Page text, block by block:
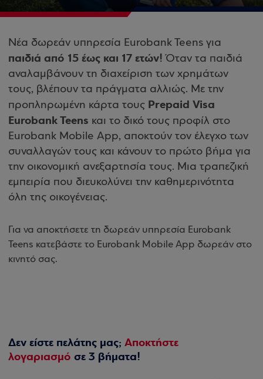
Νέα δωρεάν υπηρεσία Eurobank Teens για
παιδιά από 15 έως και 17 ετών! Όταν τα παιδιά
αναλαμβάνουν τη διαχείριση των χρημάτων
τους, βλέπουν τα πράγματα αλλιώς. Με την
προπληρωμένη κάρτα τους Prepaid Visa
Eurobank Teens και το δικό τους προφίλ στο
Eurobank Mobile App, αποκτούν τον έλεγχο των
συναλλαγών τους και κάνουν το πρώτο βήμα για
την οικονομική ανεξαρτησία τους. Μια τραπεζική
εμπειρία που διευκολύνει την καθημερινότητα
όλη της οικογένειας.
Για να αποκτήσετε τη δωρεάν υπηρεσία Eurobank
Teens κατεβάστε το Eurobank Mobile App δωρεάν στο
κινητό σας.
Δεν είστε πελάτης μας; Αποκτήστε
λογαριασμό σε 3 βήματα!